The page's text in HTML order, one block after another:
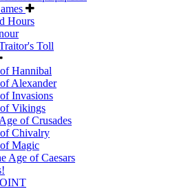
Hours
Toll
Hannibal
Alexander
Invasions
Vikings
of Crusades
Chivalry
Magic
Age of Caesars